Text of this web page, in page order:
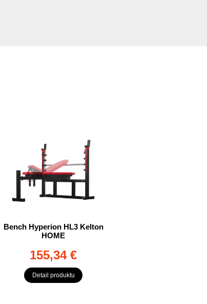
Bench Hyperion HL3 Kelton
HOME
155,34 €
Detail produktu